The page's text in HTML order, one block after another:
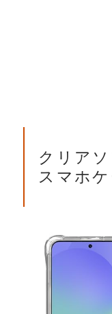
クリア
スマホ